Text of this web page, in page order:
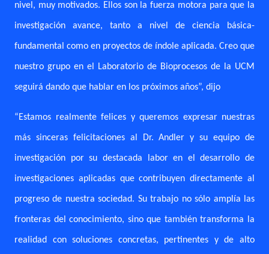
nivel, muy motivados. Ellos son la fuerza motora para que la
investigación avance, tanto a nivel de ciencia básica-
fundamental como en proyectos de índole aplicada. Creo que
nuestro grupo en el Laboratorio de Bioprocesos de la UCM
seguirá dando que hablar en los próximos años”, dijo
“Estamos realmente felices y queremos expresar nuestras
más sinceras felicitaciones al Dr. Andler y su equipo de
investigación por su destacada labor en el desarrollo de
investigaciones aplicadas que contribuyen directamente al
progreso de nuestra sociedad. Su trabajo no sólo amplía las
fronteras del conocimiento, sino que también transforma la
realidad con soluciones concretas, pertinentes y de alto